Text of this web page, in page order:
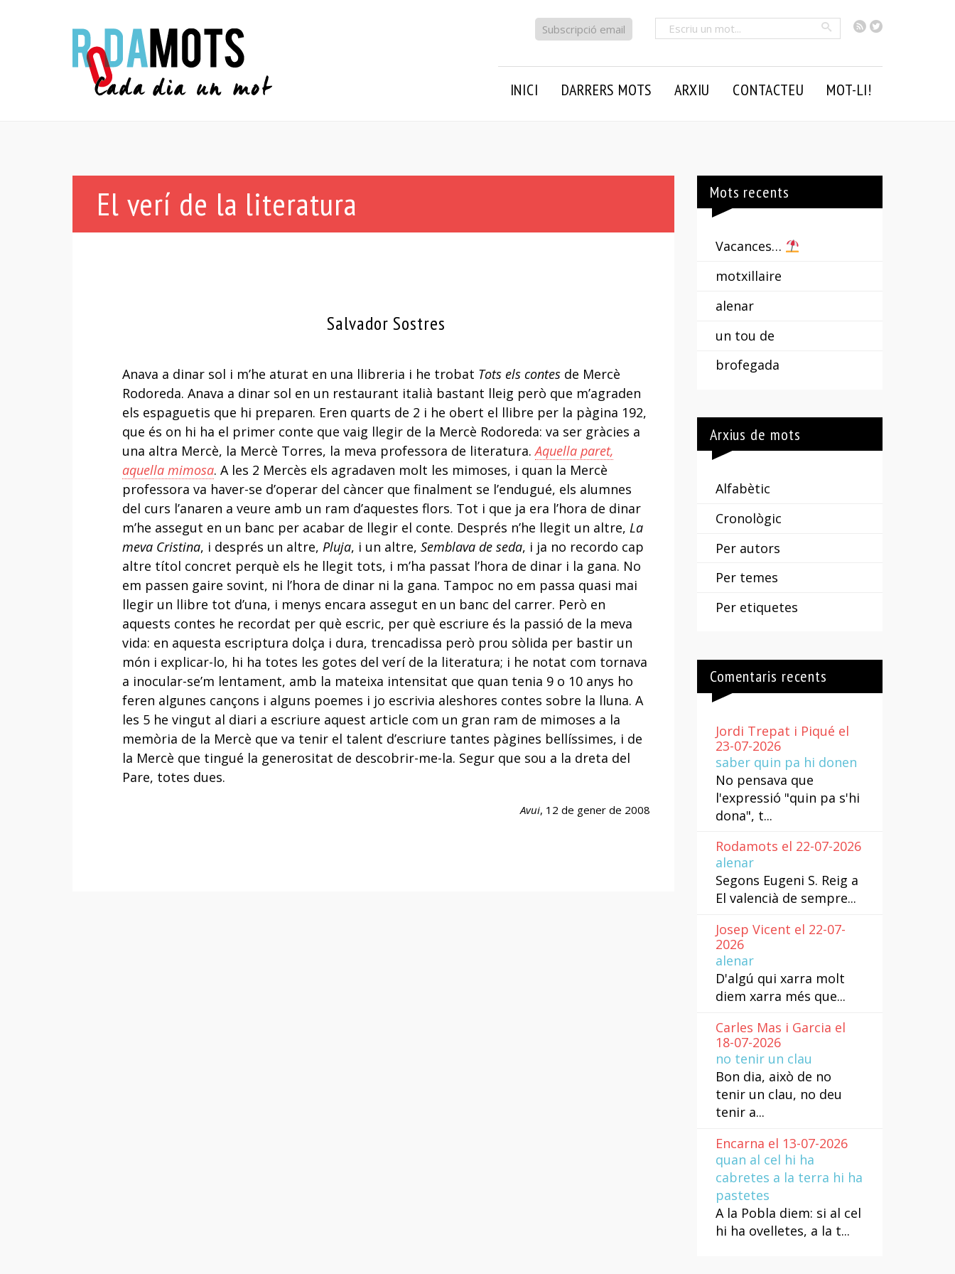
RSSTwitter
Cercar
Subscripció email
INICI DARRERS MOTS ARXIU CONTACTEU MOT-LI!
El verí de la literatura
Salvador Sostres
Anava a dinar sol i m’he aturat en una llibreria i he trobat Tots els contesde Mercè
Rodoreda. Anava a dinar sol en un restaurant italià bastant lleig però que m’agraden
els espaguetis que hi preparen. Eren quarts de 2 i he obert el llibre per la pàgina 192,
que és on hi ha el primer conte que vaig llegir de la Mercè Rodoreda: va ser gràcies a
una altra Mercè, la Mercè Torres, la meva professora de literatura.Aquella paret,
aquella mimosa. A les 2 Mercès els agradaven molt les mimoses, i quan la Mercè
professora va haver-se d’operar del càncer que finalment se l’endugué, els alumnes
del curs l’anaren a veure amb un ram d’aquestes flors. Tot i que ja era l’ho­ra de dinar
m’he assegut en un banc per acabar de llegir el conte. Després n’he llegit un altre, La
meva Cristina, i després un altre, Pluja, i un altre, Semblava de seda, i ja no recordo cap
altre títol concret perquè els he llegit tots, i m’ha passat l’hora de dinar i la gana. No
em passen gaire sovint, ni l’hora de dinar ni la gana. Tampoc no em passa quasi mai
llegir un llibre tot d’una, i menys encara assegut en un banc del carrer. Però en
aquests contes he recordat per què escric, per què escriure és la passió de la meva
vida: en aquesta escriptura dolça i dura, trencadissa però prou sòlida per bastir un
món i explicar-lo, hi ha totes les gotes del verí de la literatura; i he notat com tornava
a inocular-se’m lentament, amb la mateixa intensitat que quan tenia 9 o 10 anys ho
feren algunes cançons i alguns poemes i jo escrivia aleshores contes sobre la lluna. A
les 5 he vingut al diari a escriure aquest article com un gran ram de mimoses a la
memòria de la Mercè que va tenir el talent d’escriure tantes pàgines bellíssimes, i de
la Mercè que tingué la generositat de descobrir-me-la. Segur que sou a la dreta del
Pare, totes dues.
Avui, 12 de gener de 2008
Mots recents
Vacances…
motxillaire
alenar
un tou de
brofegada
Arxius de mots
Alfabètic
Cronològic
Per autors
Per temes
Per etiquetes
Comentaris recents
Jordi Trepat i Piqué el
23-07-2026
saber quin pa hi donen
No pensava que
l'expressió "quin pa s'hi
dona", t...
Rodamots el 22-07-2026
alenar
Segons Eugeni S. Reig a
El valencià de sempre...
Josep Vicent el 22-07-
2026
alenar
D'algú qui xarra molt
diem xarra més que...
Carles Mas i Garcia el
18-07-2026
no tenir un clau
Bon dia, això de no
tenir un clau, no deu
tenir a...
Encarna el 13-07-2026
quan al cel hi ha
cabretes a la terra hi ha
pastetes
A la Pobla diem: si al cel
hi ha ovelletes, a la t...